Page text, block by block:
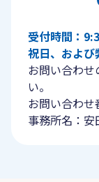
受付時間：
祝日、および
お問い合わ
い。
お問い合わ
事務所名：